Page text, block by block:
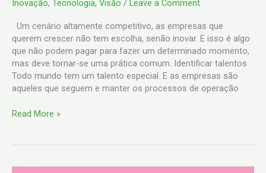
Inovação, Tecnologia, Visão / Leave a Comment
Um cenário altamente competitivo, as empresas que
querem crescer não tem escolha, senão inovar. E isso é algo
que não podem pagar para fazer um determinado momento,
mas deve tornar-se uma prática comum. Identificar talentos
Todo mundo tem um talento especial. E as empresas são
aqueles que seguem e manter os processos de operação
equipa
inovadora
Read More »